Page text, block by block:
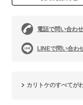
電話で問い合わせ
LINEで問い合わ
カリトケのすべてが